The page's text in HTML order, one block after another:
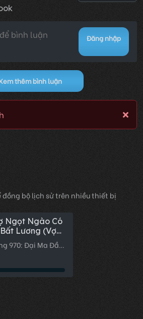
Đăng nhập
thêm bình luận
đồng bộ lịch sử trên nhiều thiết bị
Ngọt Ngào Có
Lương (Vợ
Lương Có
970: Đại Ma Đầu